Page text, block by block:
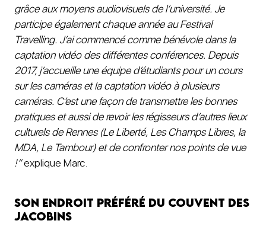
grâce aux moyens audiovisuels de l’université. Je
participe également chaque année au Festival
Travelling. J’ai commencé comme bénévole dans la
captation vidéo des différentes conférences. Depuis
2017, j’accueille une équipe d’étudiants pour un cours
sur les caméras et la captation vidéo à plusieurs
caméras. C’est une façon de transmettre les bonnes
pratiques et aussi de revoir les régisseurs d’autres lieux
culturels de Rennes (Le Liberté, Les Champs Libres, la
MDA, Le Tambour) et de confronter nos points de vue
!”explique Marc.
Son endroit préféré du Couvent des
Jacobins